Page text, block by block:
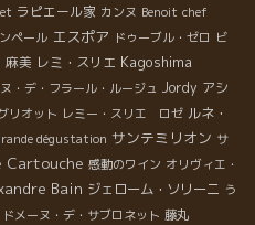
ラピエール家 カンヌ Benoit chef
ペール エスポア ドゥーブル・ゼロ ビ
麻美 レミ・スリエ Kagoshima
・デ・フラール・ルージュ Jordy アシ
リオット レミー・スリエ ロゼ ルネ・
dégustation サンテミリオン サ
Cartouche 感動のワイン オリヴィエ・
Bain ジェローム・ソリーニ う
ドメーヌ・デ・サブロネット 藤丸